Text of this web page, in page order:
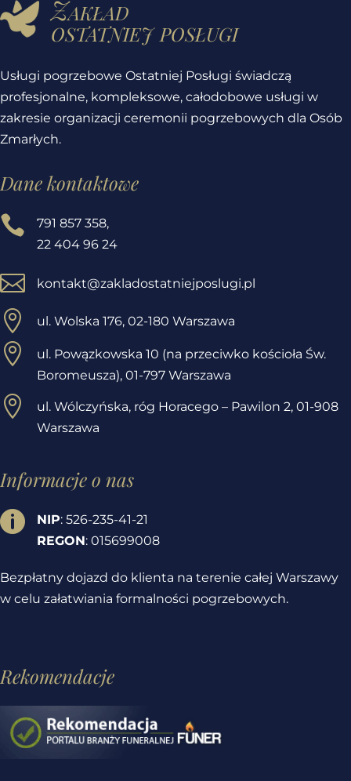
Zakład
ostatniej posługi
Usługi pogrzebowe Ostatniej Posługi świadczą
profesjonalne, kompleksowe, całodobowe usługi w
zakresie organizacji ceremonii pogrzebowych dla Osób
Zmarłych.
Dane kontaktowe

791 857 358,
22 404 96 24
 kontakt@zakladostatniejposlugi.pl
 ul. Wolska 176, 02-180 Warszawa

ul. Powązkowska 10 (na przeciwko kościoła Św.
Boromeusza), 01-797 Warszawa
 ul. Wólczyńska, róg Horacego – Pawilon 2, 01-908
Warszawa
Informacje o nas

NIP: 526-235-41-21
REGON: 015699008
Bezpłatny dojazd do klienta na terenie całej Warszawy
w celu załatwiania formalności pogrzebowych.
Rekomendacje